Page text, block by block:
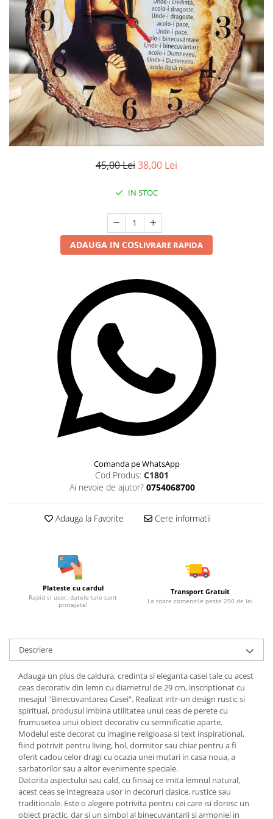
45,00 Lei38,00 Lei
IN STOC
ADAUGA IN COSLIVRARE RAPIDA
Comanda pe WhatsApp
Cod Produs: C1801
Ai nevoie de ajutor? 0754068700
Adauga la Favorite Cere informatii
Plateste cu cardul
Rapid si usor, datele tale sunt
protejate!
Transport Gratuit
La toate comenzile peste 290 de lei
Descriere
Adauga un plus de caldura, credinta si eleganta casei tale cu acest
ceas decorativ din lemn cu diametrul de 29 cm, inscriptionat cu
mesajul "Binecuvantarea Casei". Realizat intr-un design rustic si
spiritual, produsul imbina utilitatea unui ceas de perete cu
frumusetea unui obiect decorativ cu semnificatie aparte.
Modelul este decorat cu imagine religioasa si text inspirational,
fiind potrivit pentru living, hol, dormitor sau chiar pentru a fi
oferit cadou celor dragi cu ocazia unei mutari in casa noua, a
sarbatorilor sau a altor evenimente speciale.
Datorita aspectului sau cald, cu finisaj ce imita lemnul natural,
acest ceas se integreaza usor in decoruri clasice, rustice sau
traditionale. Este o alegere potrivita pentru cei care isi doresc un
obiect practic, dar si un simbol al binecuvantarii si armoniei in